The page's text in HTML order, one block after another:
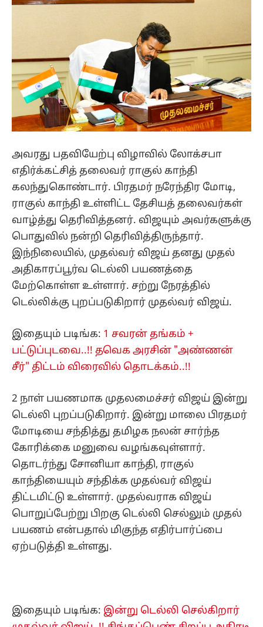
அவரது பதவியேற்பு விழாவில் லோக்சபா
எதிர்க்கட்சித் தலைவர் ராகுல் காந்தி
கலந்துகொண்டார். பிரதமர் நரேந்திர மோடி,
ராகுல் காந்தி உள்ளிட்ட தேசியத் தலைவர்கள்
வாழ்த்து தெரிவித்தனர். விஜயும் அவர்களுக்கு
பொதுவில் நன்றி தெரிவித்திருந்தார்.
இந்நிலையில், முதல்வர் விஜய் தனது முதல்
அதிகாரப்பூர்வ டெல்லி பயணத்தை
மேற்கொள்ள உள்ளார். சற்று நேரத்தில்
டெல்லிக்கு புறப்படுகிறார் முதல்வர் விஜய்.
இதையும் படிங்க: 1 சவரன் தங்கம் +
பட்டுப்புடவை..!! தவெக அரசின் "அண்ணன்
சீர்" திட்டம் விரைவில் தொடக்கம்..!!
2 நாள் பயணமாக முதலமைச்சர் விஜய் இன்று
டெல்லி புறப்படுகிறார். இன்று மாலை பிரதமர்
மோடியை சந்தித்து தமிழக நலன் சார்ந்த
கோரிக்கை மனுவை வழங்கவுள்ளார்.
தொடர்ந்து சோனியா காந்தி, ராகுல்
காந்தியையும் சந்திக்க முதல்வர் விஜய்
திட்டமிட்டு உள்ளார். முதல்வராக விஜய்
பொறுப்பேற்று பிறகு டெல்லி செல்லும் முதல்
பயணம் என்பதால் மிகுந்த எதிர்பார்ப்பை
ஏற்படுத்தி உள்ளது.
இதையும் படிங்க: இன்று டெல்லி செல்கிறார்